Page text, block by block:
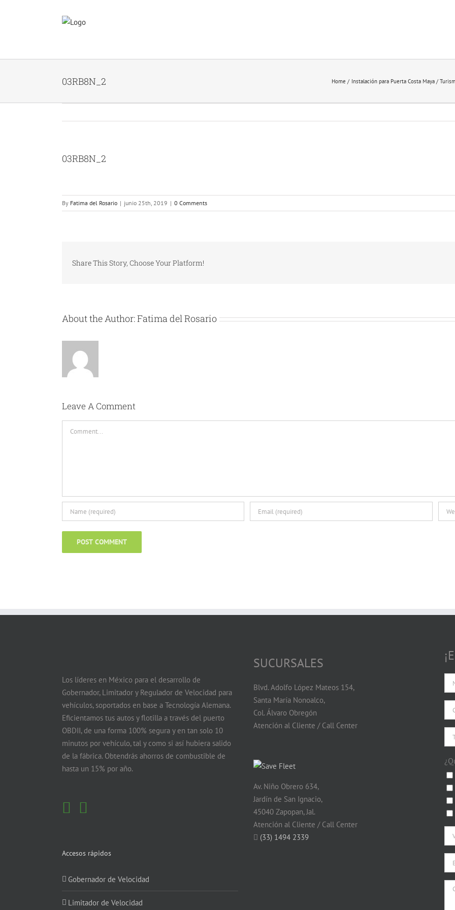
03RB8N_2 Home Instalación para Puerta Costa Maya /
03RB8N_2
By Fatima del Rosario | junio 25th, 2019 | 0 Comments
Share This Story, Choose Your Platform!
About the Author:Fatima del Rosario
Leave A Comment
Los líderes en México para el desarrollo de
Gobernador, Limitador y Regulador de Velocidad para
vehículos, soportados en base a Tecnología Alemana.
Eficientamos tus autos y flotilla a través del puerto
OBDII, de una forma 100% segura y en tan solo 10
minutos por vehículo, tal y como si así hubiera salido
de la fábrica. Obtendrás ahorros de combustible de
hasta un 15% por año.
Accesos rápidos
Gobernador de Velocidad
Limitador de Velocidad
SUCURSALES
Blvd. Adolfo López Mateos 154,
Santa María Nonoalco,
Col. Álvaro Obregón
Atención al Cliente / Call Center
Av. Niño Obrero 634,
Jardín de San Ignacio,
45040 Zapopan, Jal.
Atención al Cliente / Call Center
(33) 1494 2339